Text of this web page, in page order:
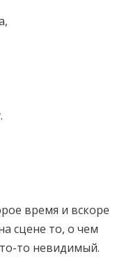
время и вскоре
сцене то, о чем
то невидимый.